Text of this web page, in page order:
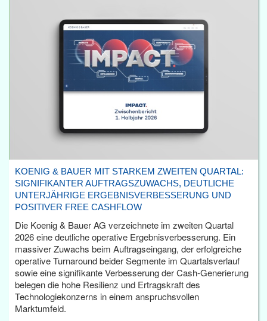
KOENIG & BAUER MIT STARKEM ZWEITEN QUARTAL:
SIGNIFIKANTER AUFTRAGSZUWACHS, DEUTLICHE
UNTERJÄHRIGE ERGEBNISVERBESSERUNG UND
POSITIVER FREE CASHFLOW
Die Koenig & Bauer AG verzeichnete im zweiten Quartal
2026 eine deutliche operative Ergebnisverbesserung. Ein
massiver Zuwachs beim Auftragseingang, der erfolgreiche
operative Turnaround beider Segmente im Quartalsverlauf
sowie eine signifikante Verbesserung der Cash-Generierung
belegen die hohe Resilienz und Ertragskraft des
Technologiekonzerns in einem anspruchsvollen
Marktumfeld.